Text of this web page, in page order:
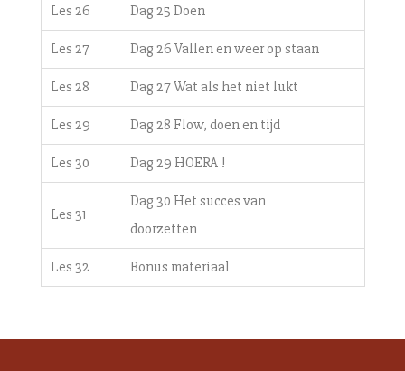
Les 26 Dag 25 Doen
Les 27 Dag 26 Vallen en weer op staan
Les 28 Dag 27 Wat als het niet lukt
Les 29 Dag 28 Flow, doen en tijd
Les 30 Dag 29 HOERA !
Les 31
Dag 30 Het succes van
doorzetten
Les 32 Bonus materiaal